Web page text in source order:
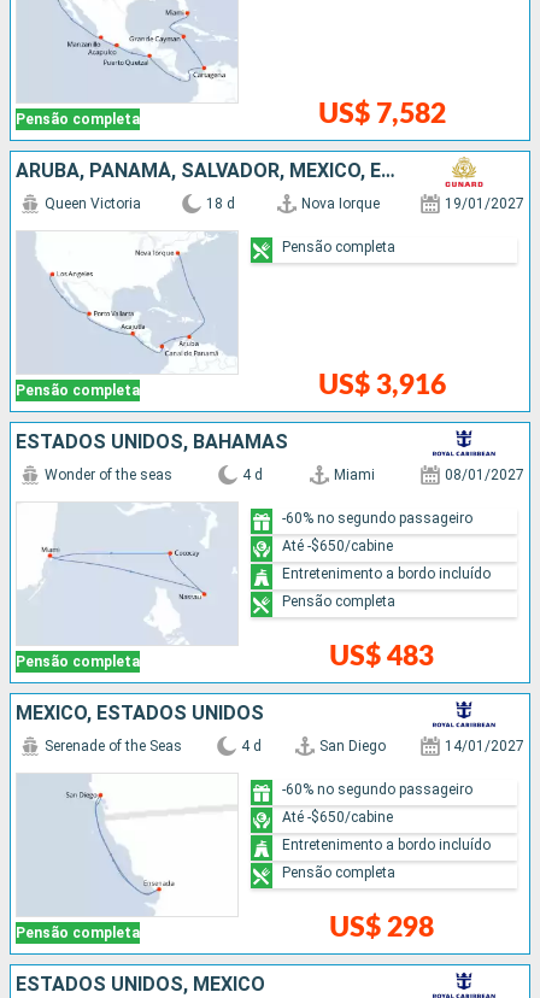
Pensão completa US$ 7,582
ARUBA, PANAMÁ, SALVADOR, MÉXICO, ESTADOS UNIDOS
Pensão completa
Queen Victoria 18 d Nova Iorque 19/01/2027
US$ 3,916
Pensão completa
ESTADOS UNIDOS, BAHAMAS
Pensão completa
Wonder of the seas 4 d Miami 08/01/2027
US$ 483
-60% no segundo passageiro
Até -$650/cabine
Entretenimento a bordo incluído
Pensão completa
MÉXICO, ESTADOS UNIDOS
Pensão completa
Serenade of the Seas 4 d San Diego 14/01/2027
US$ 298
-60% no segundo passageiro
Até -$650/cabine
Entretenimento a bordo incluído
Pensão completa
ESTADOS UNIDOS, MÉXICO